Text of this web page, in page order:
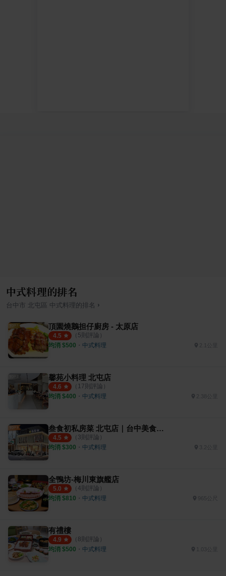
中式料理的排名
台中市 北屯區 中式料理 的排名 ›
頂園燒鵝担仔廚房 - 太原店
4.5 （ 5則評論）
均消 $500 ・ 中式料理 2.1公里
馨苑小料理 北屯店
4.6 （ 17則評論）
均消 $400 ・ 中式料理 2.38公里
叁食初私房菜 北屯店｜台中美食餐廳推薦
4.5 （ 3則評論）
均消 $300 ・ 中式料理 3.2公里
全鴨坊-梅川東旗艦店
5.0 （ 4則評論）
均消 $810 ・ 中式料理 965公尺
有禮樓
4.9 （ 8則評論）
均消 $500 ・ 中式料理 1.03公里